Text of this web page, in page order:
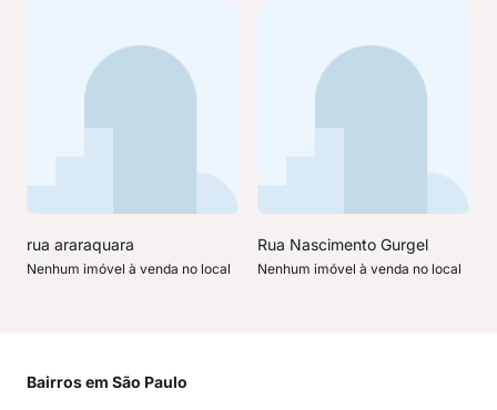
rua araraquara
Nenhum imóvel à venda no local
Rua Nascimento Gurgel
Nenhum imóvel à venda no local
Bairros em São Paulo